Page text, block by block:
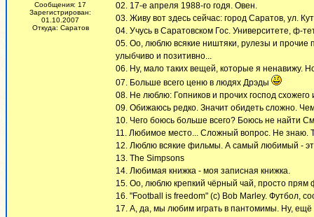
Сообщения: 17
Зарегистрирован:
01.10.2007
Откуда: Саратов
02. 17-е апреля 1988-го годя. Овен.
03. Живу вот здесь сейчас: город Саратов, ул.
04. Учусь в Саратовском Гос. Университете, ф-
05. Оо, люблю всякие ништяки, рулезы и
улыбчиво и позитивно...
06. Ну, мало таких вещей, которые я ненавижу.
07. Больше всего ценю в людях Дрэды
08. Не люблю: Гопников и прочих господ
09. Обижаюсь редко. Значит обидеть сложно.
10. Чего боюсь больше всего? Боюсь не найти
11. Любимое место... Сложный вопрос. Не знаю.
12. Люблю всякие фильмы. А самый любимый - эт
13. The Simpsons
14. Любимая книжка - моя записная книжка.
15. Оо, люблю крепкий чёрный чай, просто прям
16. "Football is freedom" (c) Bob Marley. Футбол,
17. А, да, мы любим играть в пантомимы. Ну, ещё